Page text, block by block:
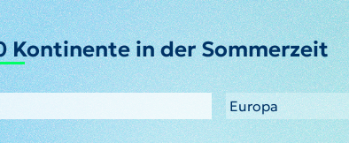
Kontinente in der Sommerzeit
Europa